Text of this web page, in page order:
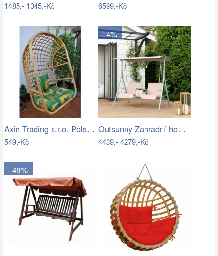
1485,-1345,-Kč 6599,-Kč
Axin Trading s.r.o. Polstr na závěsnou…
549,-Kč
- 4%
Outsunny Zahradní houpačka, dvoumístná,…
4439,-4279,-Kč
- 49%